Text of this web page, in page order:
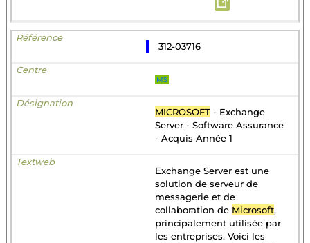
312-03716
MS
MICROSOFT - Exchange
Server - Software Assurance
- Acquis Année 1
Exchange Server est une
solution de serveur de
messagerie et de
collaboration de Microsoft,
principalement utilisée par
les entreprises. Voici les